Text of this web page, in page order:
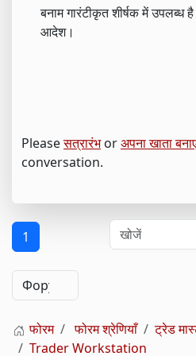
बनाम गारंटीकृत शीर्षक में उपलब्ध
आदेश।
Pleaseसत्रारंभorअपना खाता
conversation.
1
फोरम फोरम श्रेणियाँ
ट्रेड
Trader Workstation